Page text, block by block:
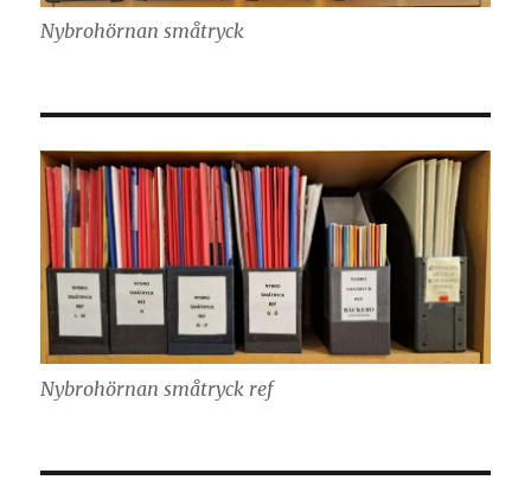
Nybrohörnan småtryck
Nybrohörnan småtryck ref